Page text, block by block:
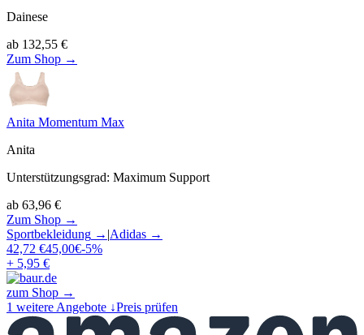
Dainese
ab 132,55 €
Zum Shop →
Anita Momentum Max
Anita
Unterstützungsgrad: Maximum Support
ab 63,96 €
Zum Shop →
Sportbekleidung → |Adidas →
42,72 €45,00€-5%
+ 5,95 €
zum Shop →
1 weitere Angebote ↓Preis prüfen